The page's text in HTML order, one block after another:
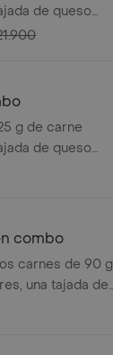
de queso
callejera, salsa
g de carne
de queso
callejera, salsa
combo
carnes de 90 g
una tajada de
papas